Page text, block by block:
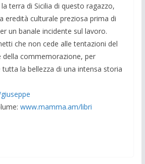
terra di Sicilia di questo ragazzo,
eredità culturale preziosa prima di
un banale incidente sul lavoro.
che non cede alle tentazioni del
della commemorazione, per
la bellezza di una intensa storia
www.mamma.am/libri